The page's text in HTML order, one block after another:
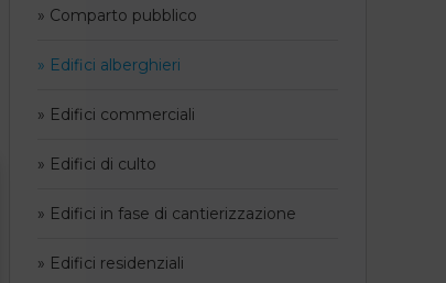
» Comparto pubblico
» Edifici alberghieri
» Edifici commerciali
» Edifici di culto
» Edifici in fase di cantierizzazione
» Edifici residenziali